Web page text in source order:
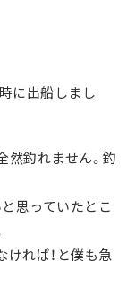
に出船しまし
然釣れません。釣
思っていたとこ
ければ！と僕も急